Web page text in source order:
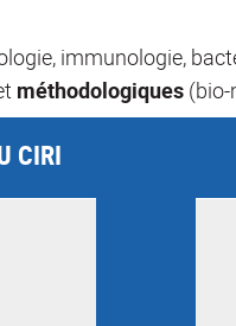
immunologie,
méthodologiques
CIRI